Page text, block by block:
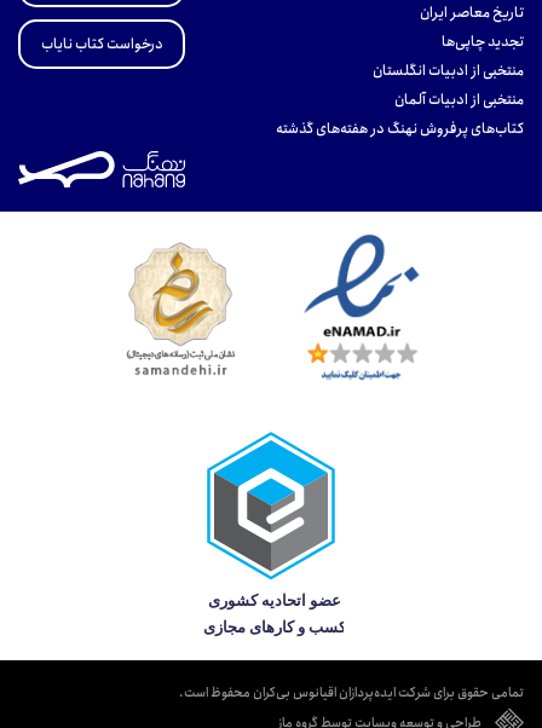
تاریخ معاصر ایران
تجدید چاپی‌ها
منتخبی از ادبیات انگلستان
منتخبی از ادبیات آلمان
کتاب‌های پرفروش نهنگ در هفته‌های گذشته
درخواست کتاب نایاب
تمامی حقوق برای شرکت ایده‌پردازان اقیانوس بی‌کران محفوظ است.
طراحی و توسعه وبسایت توسط گروه ماز